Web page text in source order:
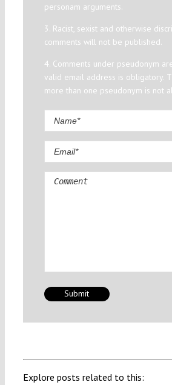
personam arguments.
3. Racist, sexist and otherwise
comments will not be published.
4. Comments under pseudonym
valid email address is obligatory.
more than one pseudonym is not
Comment
Explore posts related to this: